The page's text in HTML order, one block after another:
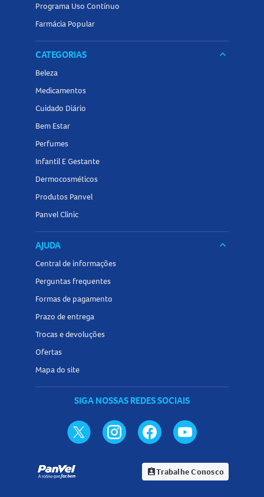
Programa Uso Contínuo
Farmácia Popular
CATEGORIAS keyboard_arrow_down
Beleza
Medicamentos
Cuidado Diário
Bem Estar
Perfumes
Infantil E Gestante
Dermocosméticos
Produtos Panvel
Panvel Clinic
AJUDA keyboard_arrow_down
Central de informações
Perguntas frequentes
Formas de pagamento
Prazo de entrega
Trocas e devoluções
Ofertas
Mapa do site
SIGA NOSSAS REDES SOCIAIS
assignment_indTrabalhe Conosco